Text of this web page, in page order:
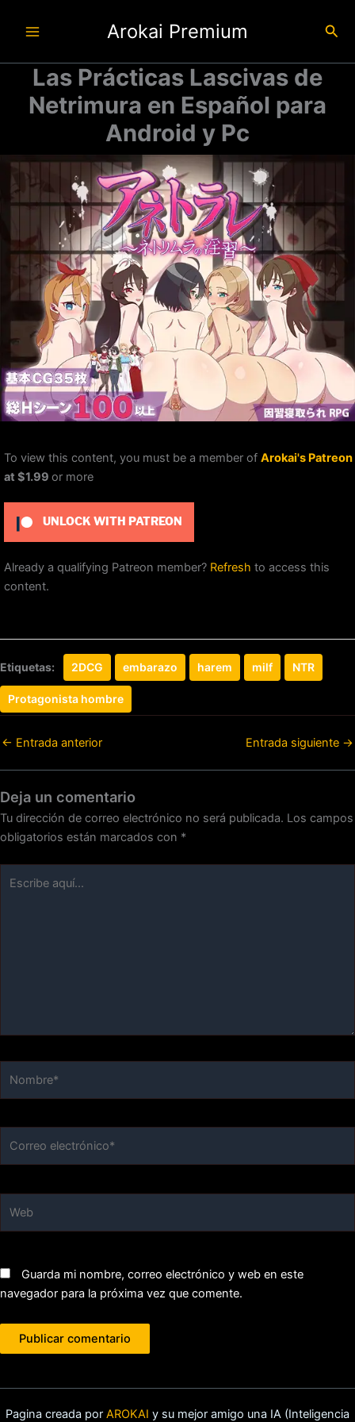
Arokai Premium
Las Prácticas Lascivas de
Netrimura en Español para
Android y Pc
To view this content, you must be a member of Arokai's Patreon
at $1.99 or more
UNLOCK WITH PATREON
Already a qualifying Patreon member? Refresh to access this
content.
Etiquetas: 2DCG embarazo harem milf NTR
Protagonista hombre
← Entrada anterior Entrada siguiente →
Deja un comentario
Tu dirección de correo electrónico no será publicada. Los campos
obligatorios están marcados con *
aquí...
Guarda mi nombre, correo electrónico y web en este
navegador para la próxima vez que comente.
Pagina creada por AROKAI y su mejor amigo una IA (Inteligencia